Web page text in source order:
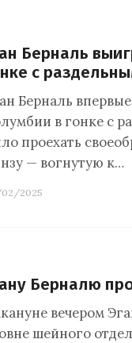
Берналь
с
Берналь
в гонке с
проехать
— вогнутую к…
2025
Берналю
вечером
шейного